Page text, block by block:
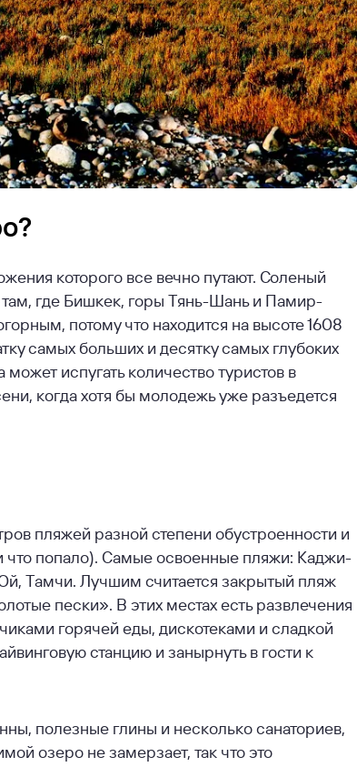
которого все вечно путают. Соленый
там, где Бишкек, горы Тянь-Шань и Памир-
потому что находится на высоте 1608
самых больших и десятку самых глубоких
испугать количество туристов в
когда хотя бы молодежь уже разъедется
пляжей разной степени обустроенности и
что попало). Самые освоенные пляжи: Каджи-
Тамчи. Лучшим считается закрытый пляж
пески». В этих местах есть развлечения
горячей еды, дискотеками и сладкой
станцию и занырнуть в гости к
полезные глины и несколько санаториев,
озеро не замерзает, так что это